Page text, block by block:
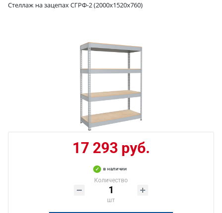
Стеллаж на зацепах СГРФ-2 (2000x1520x760)
17 293 руб.
в наличии
Количество
шт